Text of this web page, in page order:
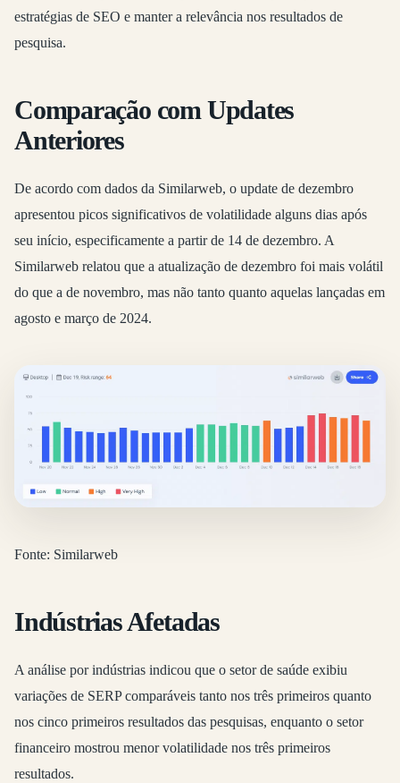
estratégias de SEO e manter a relevância nos resultados de
pesquisa.
Comparação com Updates
Anteriores
De acordo com dados da Similarweb, o update de dezembro
apresentou picos significativos de volatilidade alguns dias após
seu início, especificamente a partir de 14 de dezembro. A
Similarweb relatou que a atualização de dezembro foi mais volátil
do que a de novembro, mas não tanto quanto aquelas lançadas em
agosto e março de 2024.
Fonte: Similarweb
Indústrias Afetadas
A análise por indústrias indicou que o setor de saúde exibiu
variações de SERP comparáveis tanto nos três primeiros quanto
nos cinco primeiros resultados das pesquisas, enquanto o setor
financeiro mostrou menor volatilidade nos três primeiros
resultados.